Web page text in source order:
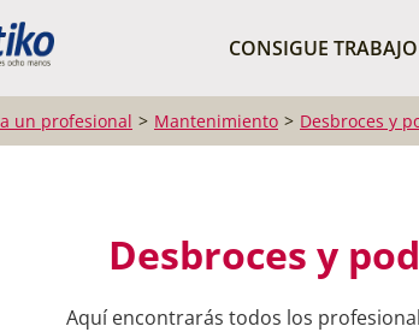
CONSIGUE TRABAJO
un profesional Mantenimiento Desbroces y
Desbroces y
Aquí encontrarás todos los